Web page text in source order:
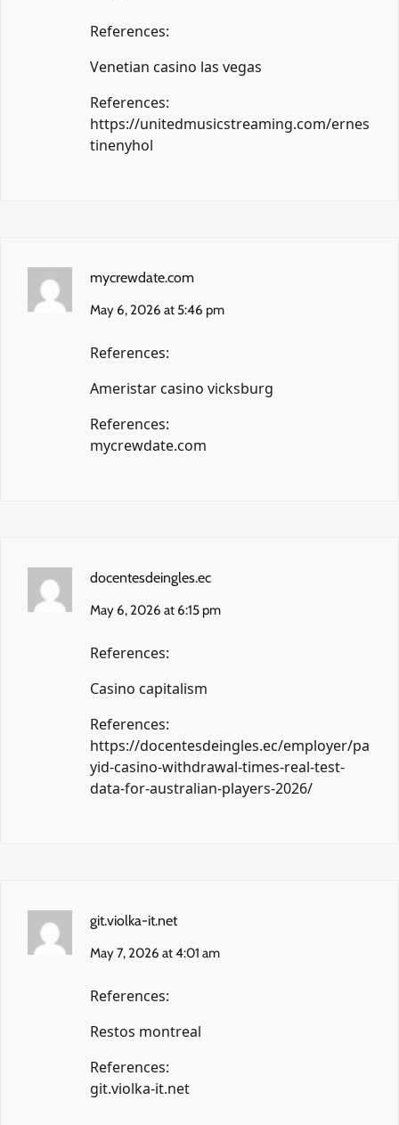
References:
Venetian casino las vegas
References:
https://unitedmusicstreaming.com/ernes
tinenyhol
mycrewdate.com
May 6, 2026 at 5:46 pm
References:
Ameristar casino vicksburg
References:
mycrewdate.com
docentesdeingles.ec
May 6, 2026 at 6:15 pm
References:
Casino capitalism
References:
https://docentesdeingles.ec/employer/pa
yid-casino-withdrawal-times-real-test-
data-for-australian-players-2026/
git.violka-it.net
May 7, 2026 at 4:01 am
References:
Restos montreal
References:
git.violka-it.net